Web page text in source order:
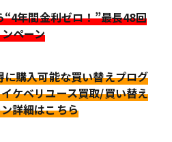
“4年間金利ゼロ！”最長48回
ペーン
に購入可能な買い替えプログ
ケベリユース買取/買い替え
詳細はこちら